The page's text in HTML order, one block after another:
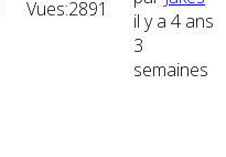
Vues:2891
il y a 4 ans
3
semaines